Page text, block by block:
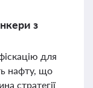
з
для
нафту, що
стратегії